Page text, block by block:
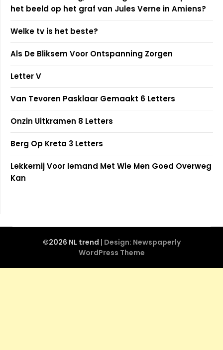
het beeld op het graf van Jules Verne in Amiens?
Welke tv is het beste?
Als De Bliksem Voor Ontspanning Zorgen
Letter V
Van Tevoren Pasklaar Gemaakt 6 Letters
Onzin Uitkramen 8 Letters
Berg Op Kreta 3 Letters
Lekkernij Voor Iemand Met Wie Men Goed Overweg
Kan
©2026 NL trend | Design: Newspaperly
WordPress Theme